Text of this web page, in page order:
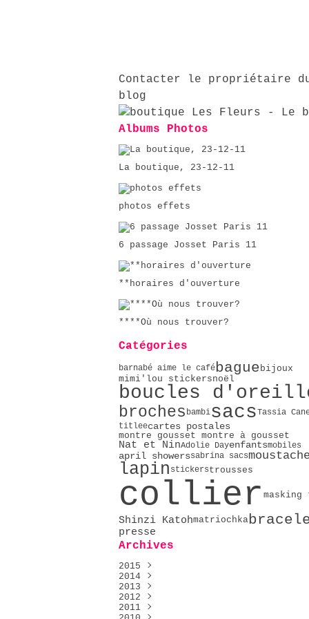
Contacter le propriétaire
blog
Albums Photos
La boutique, 23-12-11
photos effets
6 passage Josset Paris 11
**horaires d'ouverture
****Où nous trouver?
Catégories
barnabé aime le cafébague bijoux
mimi'lou stickersnoël
boucles
broches bambisacsTassia
titleecartes postales
montre gousset montre à gousset
Nat et NinAdolie Dayenfantsmobiles
april showerssabrina sacs
lapin stickerstrousses
collier masking
Shinzi Katohmatriochka
presse
Archives
2015
Décembre
Mai(2)
Avril
Février
2014
Décembre
Novembre
Octobre
2013
Décembre
Novembre
2012
Décembre
2011